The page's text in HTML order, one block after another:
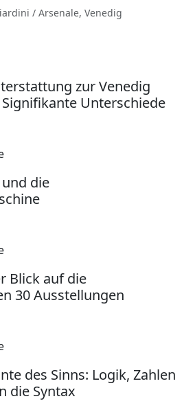
/ Arsenale, Venedig
zur Venedig
Signifikante Unterschiede
die
Blick auf die
30 Ausstellungen
des Sinns: Logik, Zahlen
die Syntax